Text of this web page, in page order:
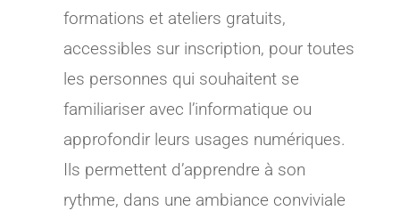
formations et ateliers gratuits,
accessibles sur inscription, pour toutes
les personnes qui souhaitent se
familiariser avec l’informatique ou
approfondir leurs usages numériques.
Ils permettent d’apprendre à son
rythme, dans une ambiance conviviale